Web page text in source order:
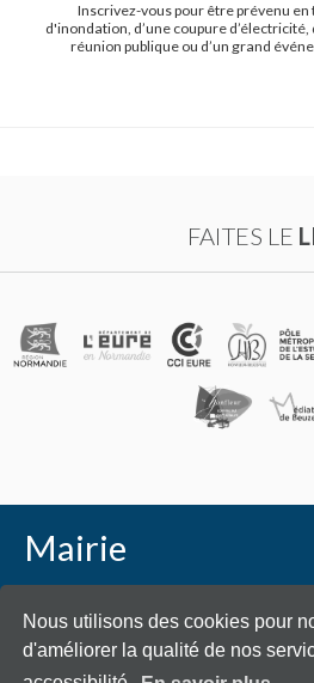
Nous utilisons des cookies pour
d'améliorer la qualité de nos
Inscrivez-vous pour être prévenu en
d'inondation, d’une coupure
réunion publique ou d’un grand
FAITES LE
Mairie
Place Général de Gaulle - 27210